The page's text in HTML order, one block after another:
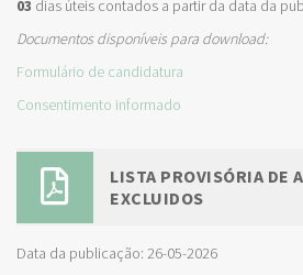
03 dias úteis contados a partir da data da
Documentos disponíveis para download:
Formulário de candidatura
Consentimento informado
LISTA PROVISÓRIA DE
EXCLUIDOS
Data da publicação: 26-05-2026